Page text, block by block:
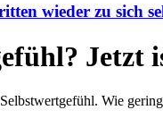
wieder zu sich
Jetzt
Wie